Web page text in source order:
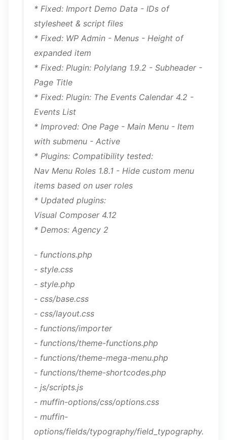
* Fixed: Import Demo Data - IDs of
stylesheet & script files
* Fixed: WP Admin - Menus - Height of
expanded item
* Fixed: Plugin: Polylang 1.9.2 - Subheader -
Page Title
* Fixed: Plugin: The Events Calendar 4.2 -
Events List
* Improved: One Page - Main Menu - Item
with submenu - Active
* Plugins: Compatibility tested:
Nav Menu Roles 1.8.1 - Hide custom menu
items based on user roles
* Updated plugins:
Visual Composer 4.12
* Demos: Agency 2
- functions.php
- style.css
- style.php
- css/base.css
- css/layout.css
- functions/importer
- functions/theme-functions.php
- functions/theme-mega-menu.php
- functions/theme-shortcodes.php
- js/scripts.js
- muffin-options/css/options.css
- muffin-
options/fields/typography/field_typography.